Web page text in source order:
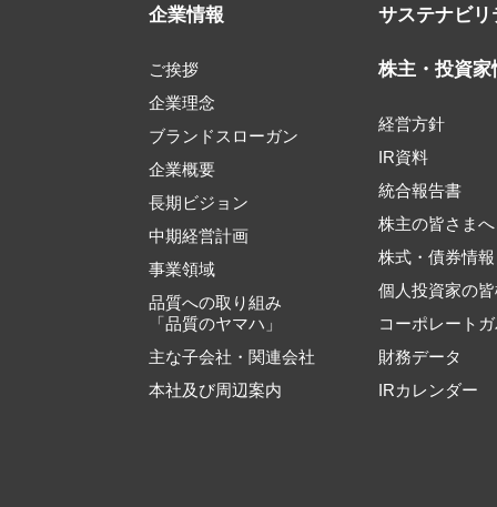
企業情報
ご挨拶
企業理念
ブランドスローガン
企業概要
長期ビジョン
中期経営計画
事業領域
品質への取り組み
「品質のヤマハ」
主な子会社・関連会社
本社及び周辺案内
サステナビリ
株主・投資家
経営方針
IR資料
統合報告書
株主の皆さまへ
株式・債券情報
個人投資家の
コーポレート
財務データ
IRカレンダー